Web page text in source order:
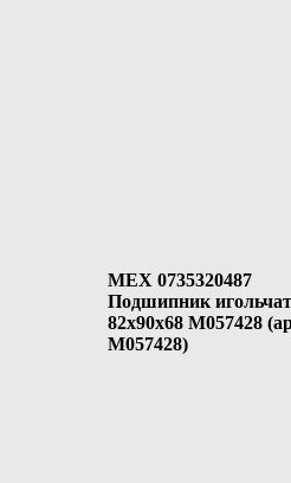
MEX 0735320487
Подшипник
82x90x68 M057428
M057428)